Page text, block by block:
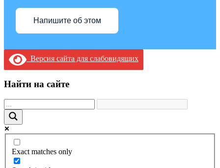
Напишите об этом
Версия сайта для слабовидящих
Найти на сайте
Exact matches only